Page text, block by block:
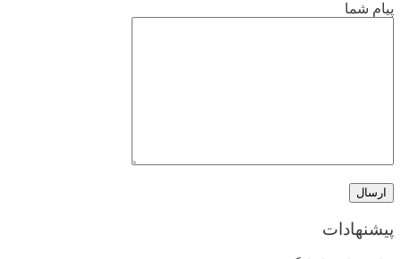
پیام شما
پیشنهادات